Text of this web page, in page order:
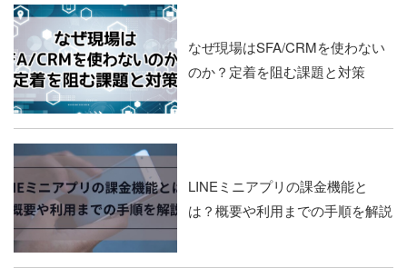
なぜ現場はSFA/CRMを使わない
のか？定着を阻む課題と対策
LINEミニアプリの課金機能と
は？概要や利用までの手順を解説